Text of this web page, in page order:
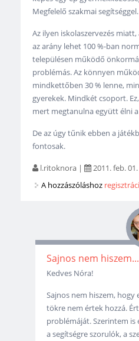
Megfelelő szakmai segítséggel.
Az ilyen iskolaszervezés
az arány lehet 100 %-ban
településen működő
problémás. Az könnyen
mindkettőben 30 % lenne,
gyerekek. Mindkét csoport.
mert megtanulna együtt élni a
De az úgy tűnik ebben a
fontosak.
l.ritoknora | 2011. feb.
A hozzászóláshoz
Sajnos nem hiszem...
Kedves Nóra!
Sajnos nem hiszem, hogy
tökre nem értek hozzá.
problémáját. Szerintem is
a segítségre szorulók, a